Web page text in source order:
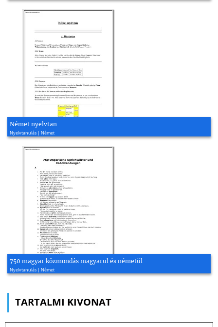
Német nyelvtan
Nyelvtanulás | Német
750 magyar közmondás magyarul és németül
Nyelvtanulás | Német
TARTALMI KIVONAT